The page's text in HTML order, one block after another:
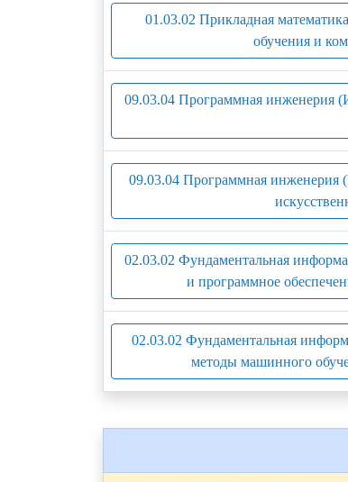
01.03.02 Прикладная
обучения и
09.03.04 Программная инженерия
09.03.04 Программная инженерия
02.03.02 Фундаментальная
и программное
02.03.02 Фундаментальная
методы машинного